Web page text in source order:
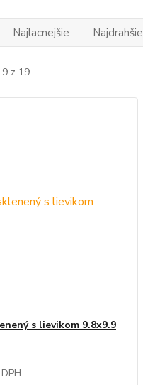
Najlacnejšie Najdrahšie
z 19
s lievikom 9.8x9.9